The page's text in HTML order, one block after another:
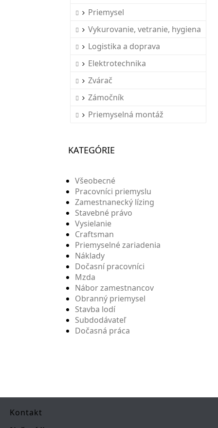
Priemysel
Vykurovanie, vetranie, hygiena
Logistika a doprava
Elektrotechnika
Zvárač
Zámočník
Priemyselná montáž
KATEGÓRIE
Všeobecné
Pracovníci priemyslu
Zamestnanecký lízing
Stavebné právo
Vysielanie
Craftsman
Priemyselné zariadenia
Náklady
Dočasní pracovníci
Mzda
Nábor zamestnancov
Obranný priemysel
Stavba lodí
Subdodávateľ
Dočasná práca
Kontakt